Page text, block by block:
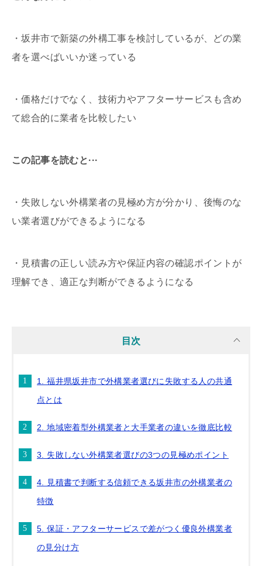
・坂井市で新築の外構工事を検討しているが、どの業
者を選べばいいか迷っている
・価格だけでなく、技術力やアフターサービスも含め
て総合的に業者を比較したい
この記事を読むと···
・失敗しない外構業者の見極め方が分かり、後悔のな
い業者選びができるようになる
・見積書の正しい読み方や保証内容の確認ポイントが
理解でき、適正な判断ができるようになる
目次
1. 福井県坂井市で外構業者選びに失敗する人の共通
点とは
2. 地域密着型外構業者と大手業者の違いを徹底比較
3. 失敗しない外構業者選びの3つの見極めポイント
4. 見積書で判断する信頼できる坂井市の外構業者の
特徴
5. 保証・アフターサービスで差がつく優良外構業者
の見分け方